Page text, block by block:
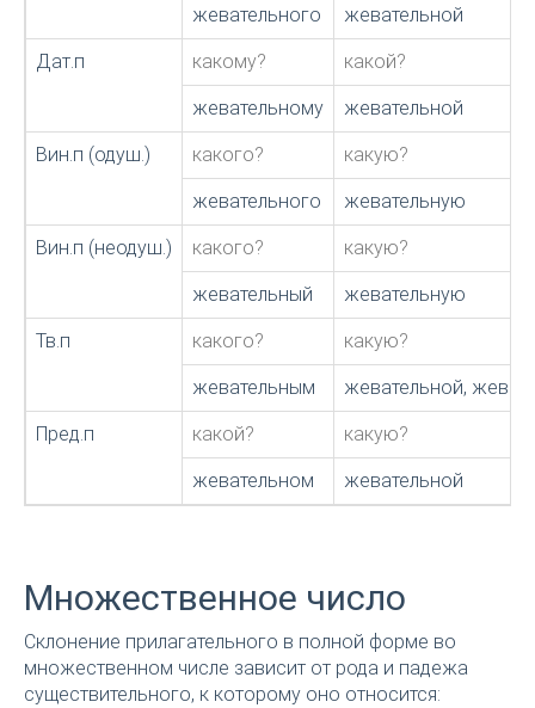
жевательного жевательной
Дат.п какому? какой?
жевательному жевательной
Вин.п (одуш.) какого? какую?
жевательного жевательную
Вин.п (неодуш.) какого? какую?
жевательный жевательную
Тв.п какого? какую?
жевательным жевательной,
Пред.п какой? какую?
жевательном жевательной
Множественное число
Склонение прилагательного в полной форме во
множественном числе зависит от рода и падежа
существительного, к которому оно относится: